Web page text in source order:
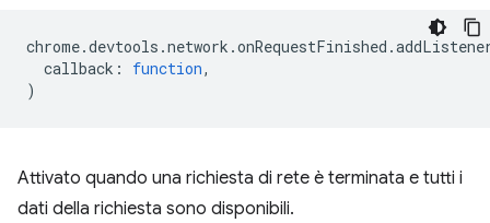
chrome.devtools .network .onRequestFinished .
callback : function,
)
Attivato quando una richiesta di rete è terminata e tutti i
dati della richiesta sono disponibili.